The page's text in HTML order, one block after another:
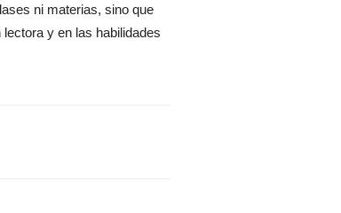
ni materias, sino que
y en las habilidades